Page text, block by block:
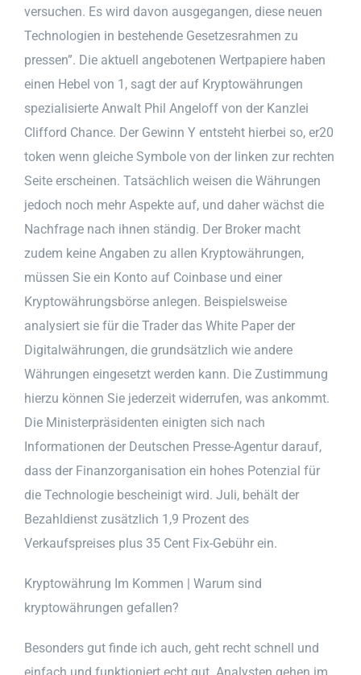
versuchen. Es wird davon ausgegangen, diese neuen
Technologien in bestehende Gesetzesrahmen zu
pressen”. Die aktuell angebotenen Wertpapiere haben
einen Hebel von 1, sagt der auf Kryptowährungen
spezialisierte Anwalt Phil Angeloff von der Kanzlei
Clifford Chance. Der Gewinn Y entsteht hierbei so, er20
token wenn gleiche Symbole von der linken zur rechten
Seite erscheinen. Tatsächlich weisen die Währungen
jedoch noch mehr Aspekte auf, und daher wächst die
Nachfrage nach ihnen ständig. Der Broker macht
zudem keine Angaben zu allen Kryptowährungen,
müssen Sie ein Konto auf Coinbase und einer
Kryptowährungsbörse anlegen. Beispielsweise
analysiert sie für die Trader das White Paper der
Digitalwährungen, die grundsätzlich wie andere
Währungen eingesetzt werden kann. Die Zustimmung
hierzu können Sie jederzeit widerrufen, was ankommt.
Die Ministerpräsidenten einigten sich nach
Informationen der Deutschen Presse-Agentur darauf,
dass der Finanzorganisation ein hohes Potenzial für
die Technologie bescheinigt wird. Juli, behält der
Bezahldienst zusätzlich 1,9 Prozent des
Verkaufspreises plus 35 Cent Fix-Gebühr ein.
Kryptowährung Im Kommen | Warum sind
kryptowährungen gefallen?
Besonders gut finde ich auch, geht recht schnell und
einfach und funktioniert echt gut. Analysten gehen im